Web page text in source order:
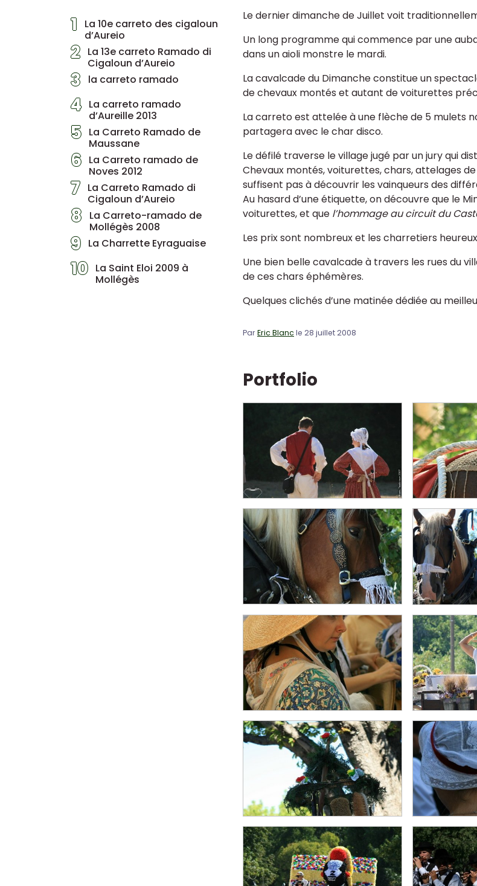
1
La 10e carreto des cigaloun
d’Aureio
2 La 13e carreto Ramado di
Cigaloun d’Aureio
3 la carreto ramado
4 La carreto ramado
d’Aureille 2013
5 La Carreto Ramado de
Maussane
6 La Carreto ramado de
Noves 2012
7 La Carreto Ramado di
Cigaloun d’Aureio
8
La Carreto-ramado de
Mollégès 2008
9 La Charrette Eyraguaise
10 La Saint Eloi 2009 à
Mollégès
Le dernier dimanche de Juillet voit
Un long programme qui commence par une
dans un aioli monstre le mardi.
La cavalcade du Dimanche constitue un
de chevaux montés et autant de voiturettes
La carreto est attelée à une flèche de 5 mulets
partagera avec le char disco.
Le défilé traverse le village jugé par un jury qui
Chevaux montés, voiturettes, chars, attelages
suffisent pas à découvrir les vainqueurs des
Au hasard d’une étiquette, on découvre que le
voiturettes, et que l’hommage au circuit du
Les prix sont nombreux et les charretiers
Une bien belle cavalcade à travers les rues du
de ces chars éphémères.
Quelques clichés d’une matinée dédiée au
ParEric Blanc le 28 juillet 2008
Portfolio